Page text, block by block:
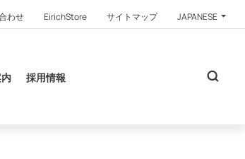
わせ EirichStore サイトマップ JAPANESE
採用情報